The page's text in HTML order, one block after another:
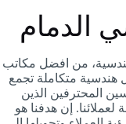
الدمام
من افضل مكاتب
هندسية متكاملة تجمع
المحترفين الذين
لعملائنا. إن هدفنا هو